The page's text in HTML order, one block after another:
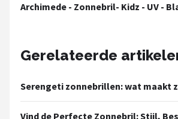
Alle merken →
Archimede - Zonnebril- Kidz - UV -
Gerelateerde
Serengeti zonnebrillen: wat maakt
Vind de Perfecte Zonnebril: Stijl,